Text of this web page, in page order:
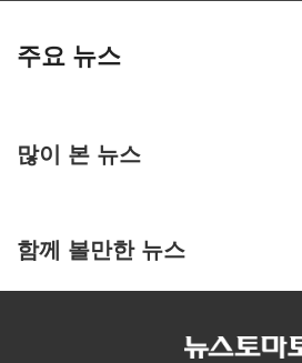
주요 뉴스
많이 본 뉴스
함께 볼만한 뉴스